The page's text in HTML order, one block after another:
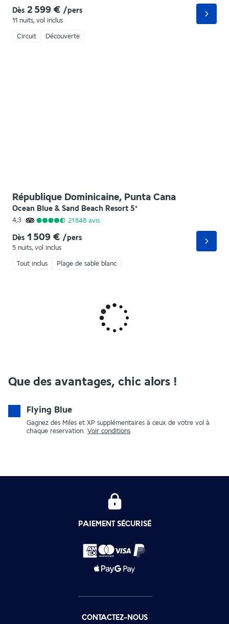
Dès 2 599 € /pers
11 nuits, vol inclus
Circuit Découverte
République Dominicaine, Punta Cana
Ocean Blue & Sand Beach Resort 5*
4,3
21 848 avis
Dès 1 509 € /pers
5 nuits, vol inclus
Tout inclus Plage de sable blanc
Que des avantages, chic alors !
Flying Blue
Gagnez des Miles et XP supplémentaires à ceux de votre vol à
chaque reservation. Voir conditions
PAIEMENT SÉCURISÉ
CONTACTEZ-NOUS